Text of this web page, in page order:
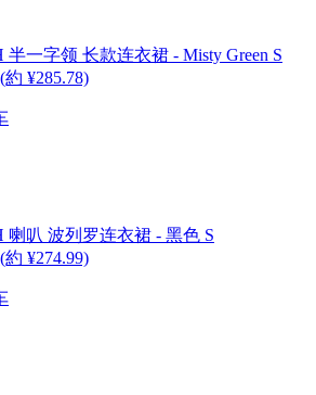
半一字领 长款连衣裙 - Misty Green S
(約 ¥285.78)
喇叭 波列罗连衣裙 - 黑色 S
(約 ¥274.99)